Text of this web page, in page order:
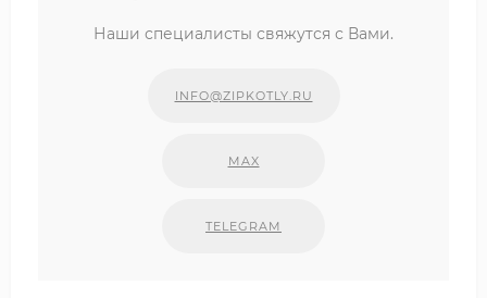
Наши специалисты свяжутся с Вами.
INFO@ZIPKOTLY.RU
MAX
TELEGRAM